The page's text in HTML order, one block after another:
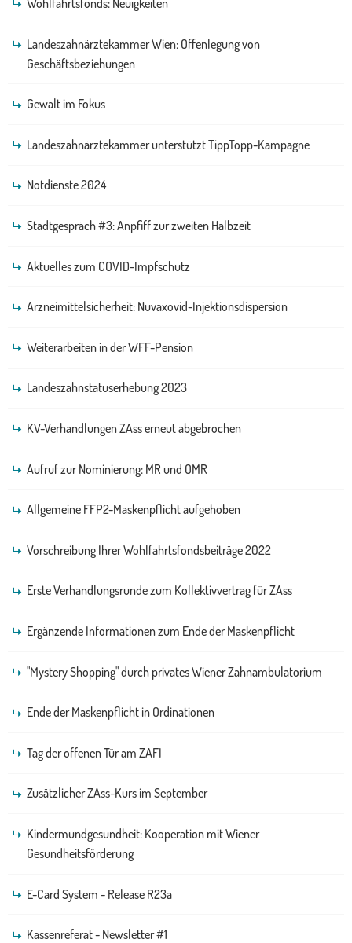
Wohlfahrtsfonds: Neuigkeiten
Landeszahnärztekammer Wien: Offenlegung von
Geschäftsbeziehungen
Gewalt im Fokus
Landeszahnärztekammer unterstützt TippTopp-Kampagne
Notdienste 2024
Stadtgespräch #3: Anpfiff zur zweiten Halbzeit
Aktuelles zum COVID-Impfschutz
Arzneimittelsicherheit: Nuvaxovid-Injektionsdispersion
Weiterarbeiten in der WFF-Pension
Landeszahnstatuserhebung 2023
KV-Verhandlungen ZAss erneut abgebrochen
Aufruf zur Nominierung: MR und OMR
Allgemeine FFP2-Maskenpflicht aufgehoben
Vorschreibung Ihrer Wohlfahrtsfondsbeiträge 2022
Erste Verhandlungsrunde zum Kollektivvertrag für ZAss
Ergänzende Informationen zum Ende der Maskenpflicht
"Mystery Shopping" durch privates Wiener Zahnambulatorium
Ende der Maskenpflicht in Ordinationen
Tag der offenen Tür am ZAFI
Zusätzlicher ZAss-Kurs im September
Kindermundgesundheit: Kooperation mit Wiener
Gesundheitsförderung
E-Card System - Release R23a
Kassenreferat - Newsletter #1